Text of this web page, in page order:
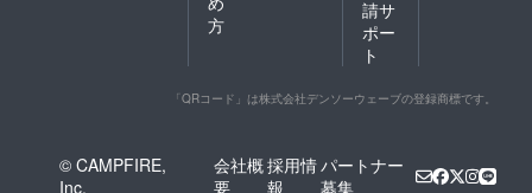
方
請サ
ポー
ト
「QRコード」は株式会社デンソーウェーブの登録商標です。
© CAMPFIRE,
Inc.
会社概
要
採用情
報
パートナー
募集